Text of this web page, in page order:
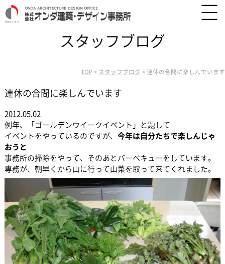
スタッフブログ
TOP > スタッフブログ > 連休の合間に楽しんでいます
連休の合間に楽しんでいます
2012.05.02
例年、「ゴールデンウイークイベント」と題して
イベントをやっているのですが、 今年は自分たちで楽しんじゃ
おうと
事務所の掃除をやって、そのあとバーベキューをしています。
専務が、朝早くから山に行って山菜を取って来てくれました。